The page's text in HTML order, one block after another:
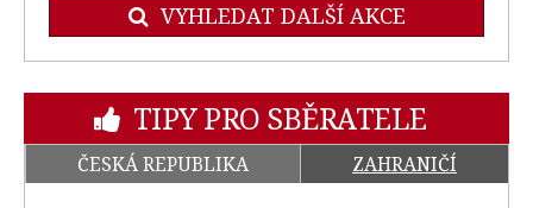
VYHLEDAT DALŠÍ AKCE
TIPY PRO SBĚRATELE
ČESKÁ REPUBLIKA ZAHRANIČÍ